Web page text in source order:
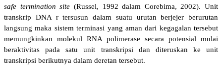
safe termination site (Russel, 1992 dalam Corebima, 2002). Unit
transkrip DNA r tersusun dalam suatu urutan berjejer berurutan
langsung maka sistem terminasi yang aman dari kegagalan tersebut
memungkinkan molekul RNA polimerase secara potensial mulai
beraktivitas pada satu unit transkripsi dan diteruskan ke unit
transkripsi berikutnya dalam deretan tersebut.